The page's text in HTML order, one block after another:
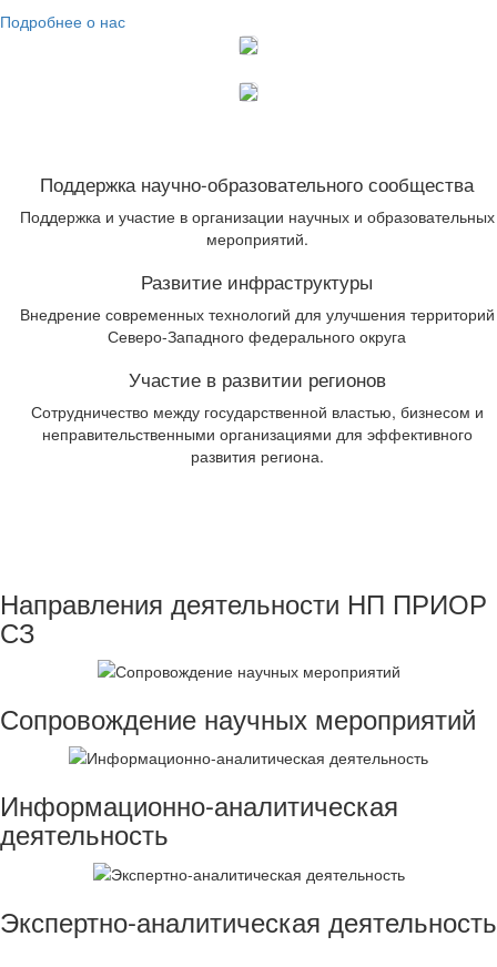
Подробнее о нас
Поддержка научно-образовательного сообщества
Поддержка и участие в организации научных и образовательных
мероприятий.
Развитие инфраструктуры
Внедрение современных технологий для улучшения территорий
Северо-Западного федерального округа
Участие в развитии регионов
Сотрудничество между государственной властью, бизнесом и
неправительственными организациями для эффективного
развития региона.
Направления деятельности НП ПРИОР
СЗ
Сопровождение научных мероприятий
Информационно-аналитическая
деятельность
Экспертно-аналитическая деятельность